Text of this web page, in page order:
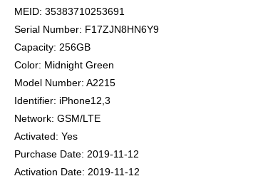
MEID: 35383710253691
Serial Number: F17ZJN8HN6Y9
Capacity: 256GB
Color: Midnight Green
Model Number: A2215
Identifier: iPhone12,3
Network: GSM/LTE
Activated: Yes
Purchase Date: 2019-11-12
Activation Date: 2019-11-12